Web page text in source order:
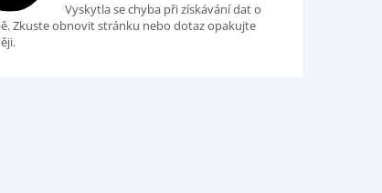
Vyskytla se chyba při získávání dat o
Zkuste obnovit stránku nebo dotaz opakujte